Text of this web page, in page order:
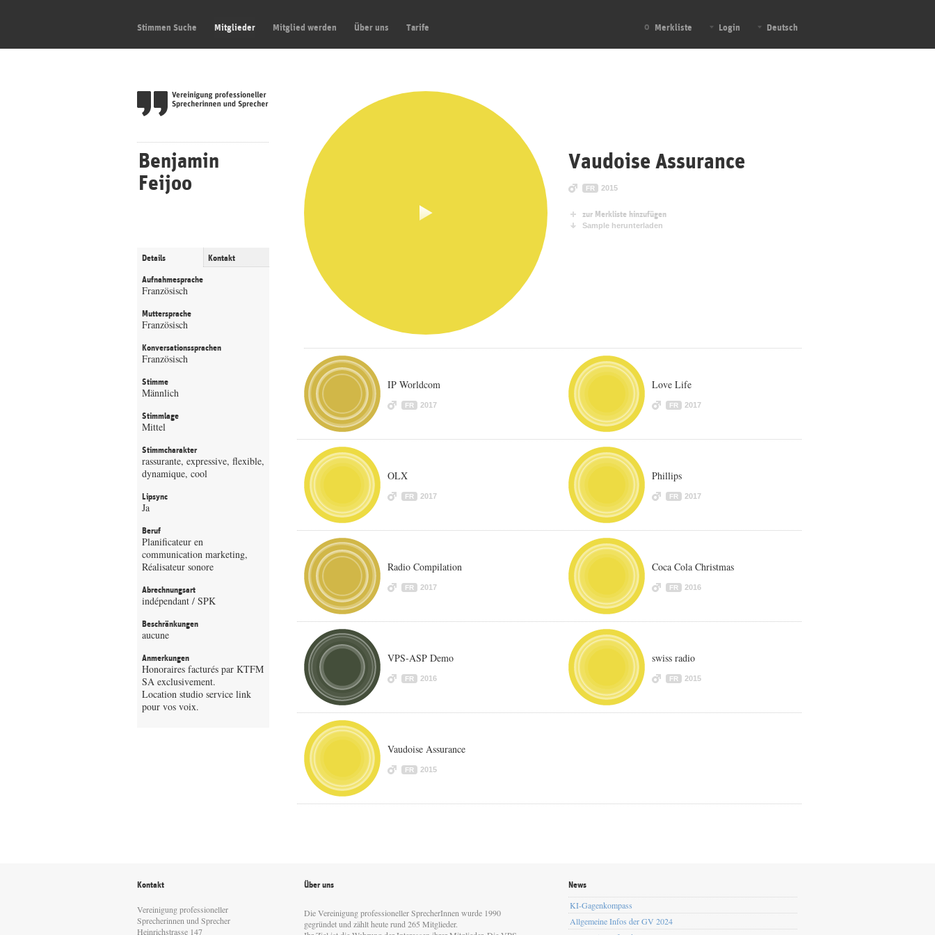
Stimmen Suche Mitglieder Mitglied werden Über uns Tarife 0 Merkliste Login Deutsch
Benjamin
Feijoo
Details Kontakt
Aufnahmesprache
Französisch
Muttersprache
Französisch
Konversationssprachen
Französisch
Stimme
Männlich
Stimmlage
Mittel
Stimmcharakter
rassurante, expressive, flexible,
dynamique, cool
Lipsync
Ja
Beruf
Planificateur en
communication marketing,
Réalisateur sonore
Abrechnungsart
indépendant / SPK
Beschränkungen
aucune
Anmerkungen
Honoraires facturés par KTFM
SA exclusivement.
Location studio service link
pour vos voix.
Vaudoise Assurance
FR 2015
zur Merkliste hinzufügen
Sample herunterladen
IP Worldcom
FR 2017
Love Life
FR 2017
OLX
FR 2017
Phillips
FR 2017
Radio Compilation
FR 2017
Coca Cola Christmas
FR 2016
VPS-ASP Demo
FR 2016
swiss radio
FR 2015
Vaudoise Assurance
FR 2015
Kontakt
Vereinigung professioneller
Sprecherinnen und Sprecher
Heinrichstrasse 147
Über uns
Die Vereinigung professioneller SprecherInnen wurde 1990
gegründet und zählt heute rund 265 Mitglieder.
News
KI-Gagenkompass
Allgemeine Infos der GV 2024